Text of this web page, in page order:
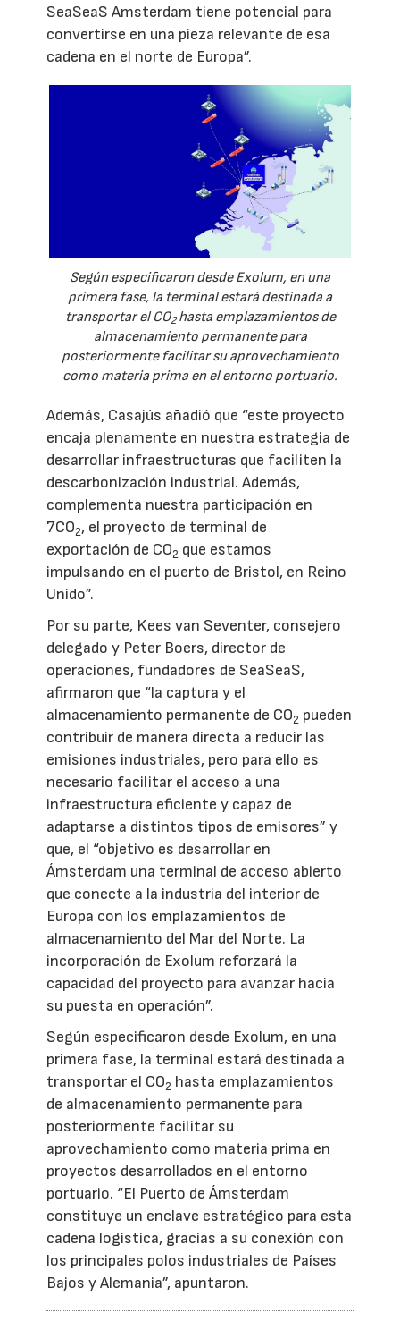
SeaSeaS Amsterdam tiene potencial para
convertirse en una pieza relevante de esa
cadena en el norte de Europa”.
Según especificaron desde Exolum, en una
primera fase, la terminal estará destinada a
transportar el CO2hasta emplazamientos de
almacenamiento permanente para
posteriormente facilitar su aprovechamiento
como materia prima en el entorno portuario.
Además, Casajús añadió que “este proyecto
encaja plenamente en nuestra estrategia de
desarrollar infraestructuras que faciliten la
descarbonización industrial. Además,
complementa nuestra participación en
7CO2, el proyecto de terminal de
exportación de CO2 que estamos
impulsando en el puerto de Bristol, en Reino
Unido”.
Por su parte, Kees van Seventer, consejero
delegado y Peter Boers, director de
operaciones, fundadores de SeaSeaS,
afirmaron que “la captura y el
almacenamiento permanente de CO2 pueden
contribuir de manera directa a reducir las
emisiones industriales, pero para ello es
necesario facilitar el acceso a una
infraestructura eficiente y capaz de
adaptarse a distintos tipos de emisores” y
que, el “objetivo es desarrollar en
Ámsterdam una terminal de acceso abierto
que conecte a la industria del interior de
Europa con los emplazamientos de
almacenamiento del Mar del Norte. La
incorporación de Exolum reforzará la
capacidad del proyecto para avanzar hacia
su puesta en operación”.
Según especificaron desde Exolum, en una
primera fase, la terminal estará destinada a
transportar el CO2 hasta emplazamientos
de almacenamiento permanente para
posteriormente facilitar su
aprovechamiento como materia prima en
proyectos desarrollados en el entorno
portuario. “El Puerto de Ámsterdam
constituye un enclave estratégico para esta
cadena logística, gracias a su conexión con
los principales polos industriales de Países
Bajos y Alemania”, apuntaron.